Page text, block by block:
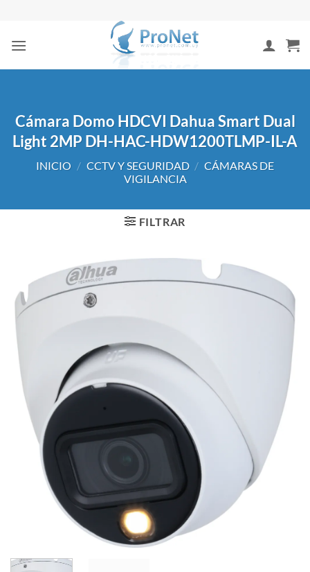
contenido
Cámara Domo HDCVI Dahua Smart Dual
Light 2MP DH-HAC-HDW1200TLMP-IL-A
INICIO / CCTV Y SEGURIDAD / CÁMARAS DE
VIGILANCIA
FILTRAR